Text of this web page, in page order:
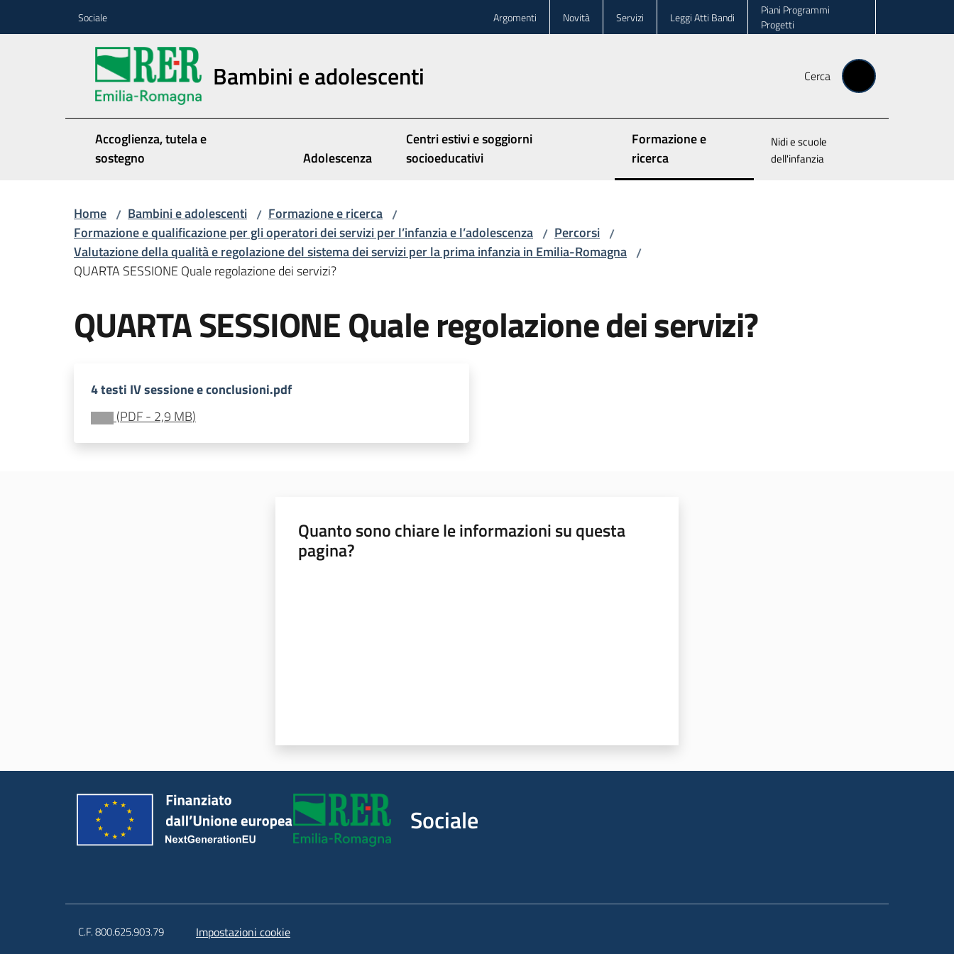
Sociale Argomenti Novità Servizi Leggi Atti Bandi
Piani Programmi
Progetti
Bambini e adolescenti Cerca
Accoglienza, tutela e
sostegno
Adolescenza
Centri estivi e soggiorni
socioeducativi
Formazione e
ricerca
Menu selezionato
Nidi e scuole
dell'infanzia
Home / Bambini e adolescenti / Formazione e ricerca /
Formazione e qualificazione per gli operatori dei servizi per l’infanzia e l’adolescenza / Percorsi /
Valutazione della qualità e regolazione del sistema dei servizi per la prima infanzia in Emilia-Romagna /
QUARTA SESSIONE Quale regolazione dei servizi?
QUARTA SESSIONE Quale regolazione dei servizi?
4 testi IV sessione e conclusioni.pdf
(PDF- 2,9 MB)
Quanto sono chiare le informazioni su questa
pagina?
Sociale
C.F. 800.625.903.79 Impostazioni cookie